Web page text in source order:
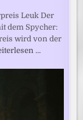
Leuk Der
dem Spycher:
wird von der
…